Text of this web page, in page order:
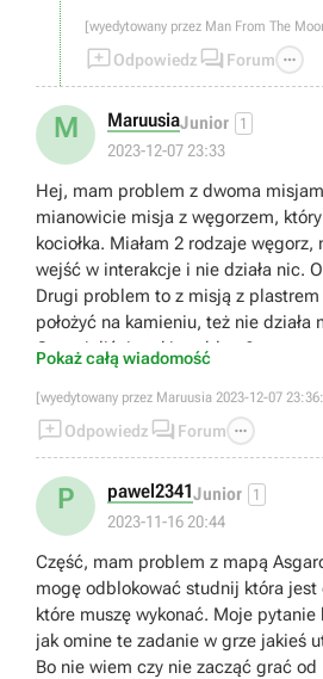
[wyedytowany przez Man From The
Odpowiedz  Forum 
M MaruusiaJunior 1
2023-12-07 23:33
Hej, mam problem z dwoma
mianowicie misja z węgorzem, który trzeba włożyć do
kociołka. Miałam 2 rodzaje węgorz,
wejść w interakcje i nie działa nic.
Drugi problem to z misją z plastrem
położyć na kamieniu, też nie działa
Czy mieliście taki problem?
Pokaż całą wiadomość
[wyedytowany przez Maruusia 2023-12-07
Odpowiedz  Forum 
P pawel2341Junior 1
2023-11-16 20:44
Część, mam problem z mapą
mogę odblokować studnij która
które muszę wykonać. Moje
jak omine te zadanie w grze jakieś
Bo nie wiem czy nie zacząć grać od